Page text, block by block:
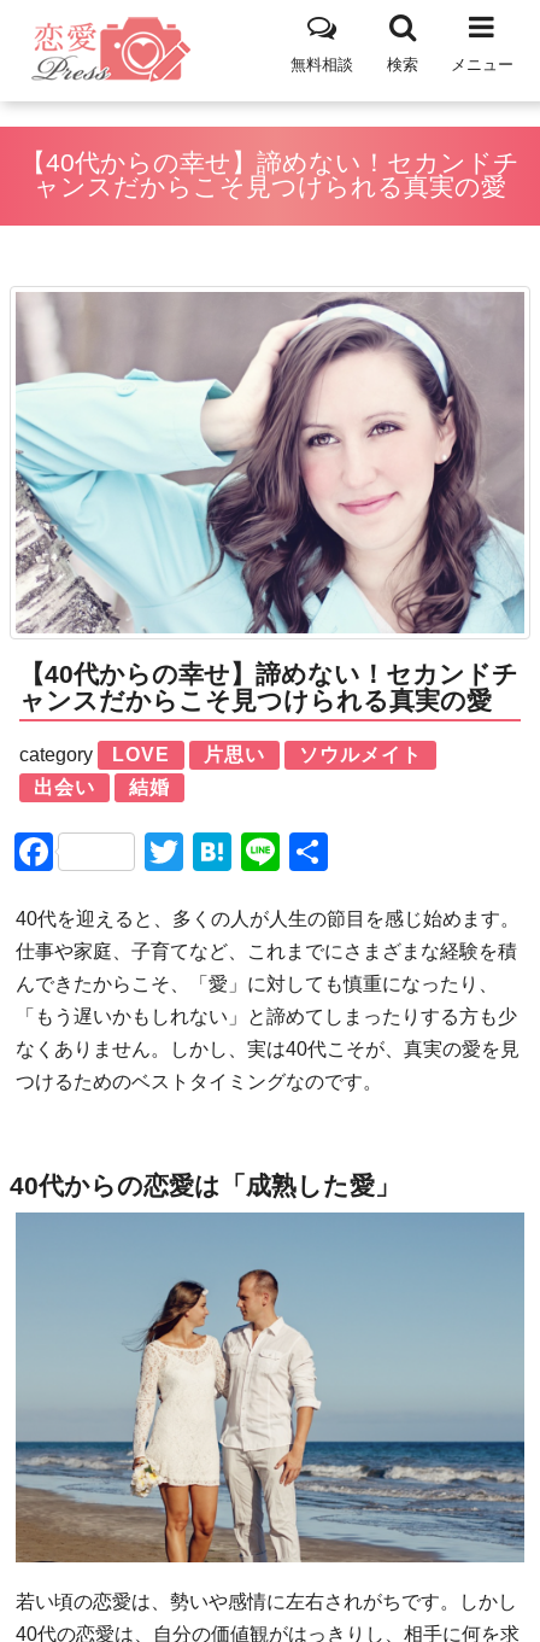
メニュー
検索
無料相談
【40代からの幸せ】諦めない！セカンドチ
ャンスだからこそ見つけられる真実の愛
【40代からの幸せ】諦めない！セカンドチ
ャンスだからこそ見つけられる真実の愛
category LOVE 片思い
ソウルメイト
出会い
結婚
FacebookTwitter
Hatena
Line
40代を迎えると、多くの人が人生の節目を感じ始めます。
仕事や家庭、子育てなど、これまでにさまざまな経験を積
んできたからこそ、「愛」に対しても慎重になったり、
「もう遅いかもしれない」と諦めてしまったりする方も少
なくありません。しかし、実は40代こそが、真実の愛を見
つけるためのベストタイミングなのです。
40代からの恋愛は「成熟した愛」
若い頃の恋愛は、勢いや感情に左右されがちです。しかし
40代の恋愛は、自分の価値観がはっきりし、相手に何を求